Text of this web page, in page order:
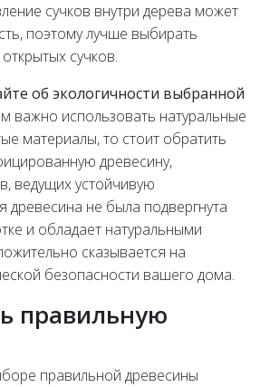
сучков внутри дерева может
поэтому лучше выбирать
сучков.
об экологичности выбранной
важно использовать натуральные
материалы, то стоит обратить
древесину,
ведущих устойчивую
древесина не была подвергнута
и обладает натуральными
сказывается на
безопасности вашего дома.
правильную
правильной древесины